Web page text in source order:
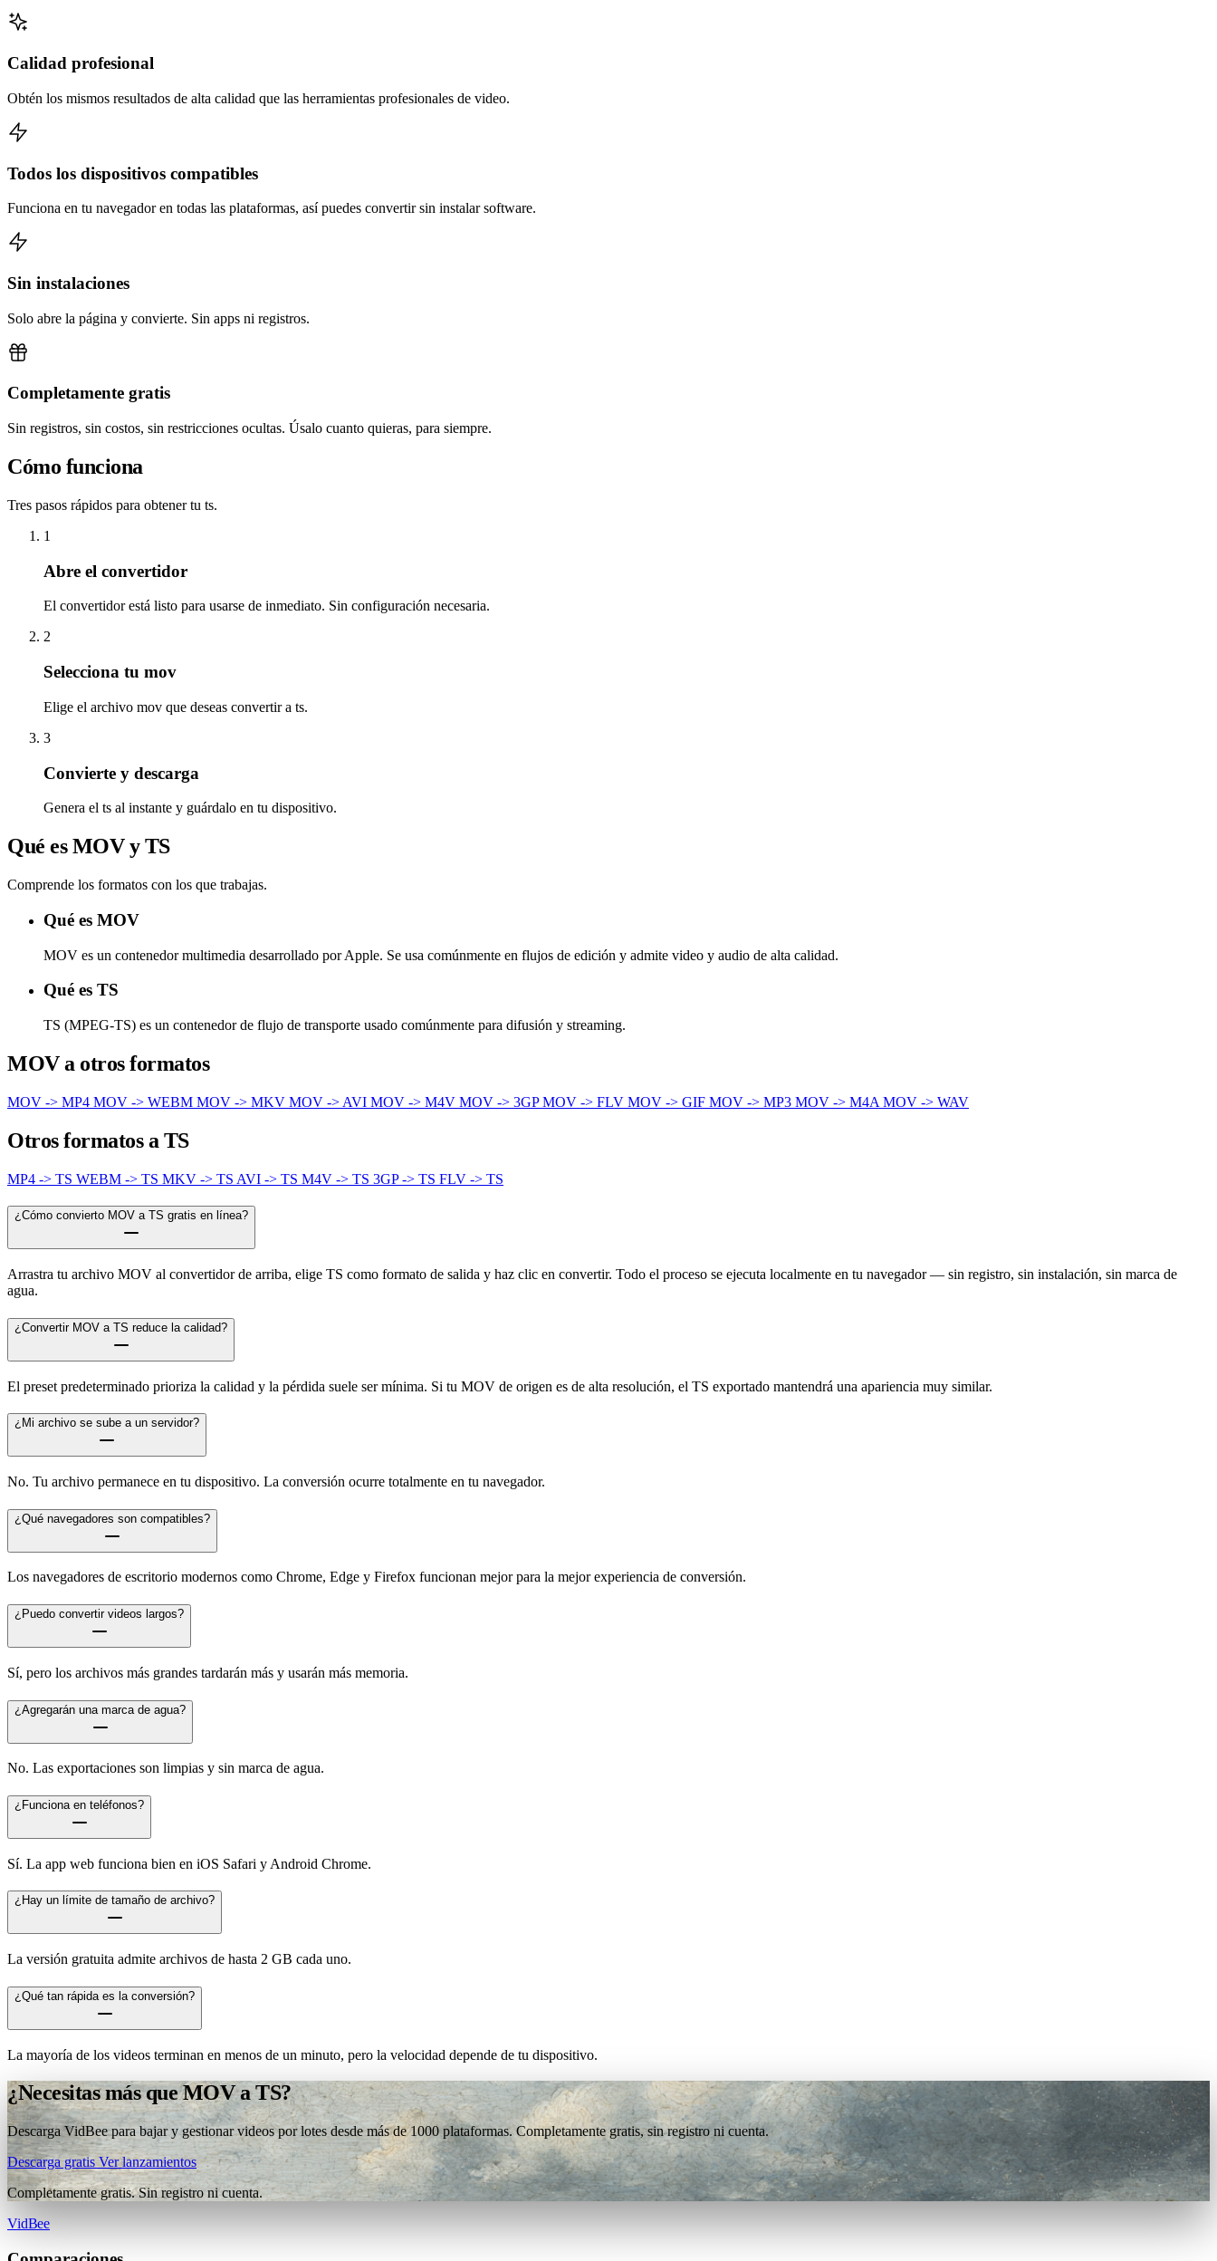
Calidad profesional
Obtén los mismos resultados de alta calidad que las herramientas profesionales de video.
Todos los dispositivos compatibles
Funciona en tu navegador en todas las plataformas, así puedes convertir sin instalar software.
Sin instalaciones
Solo abre la página y convierte. Sin apps ni registros.
Completamente gratis
Sin registros, sin costos, sin restricciones ocultas. Úsalo cuanto quieras, para siempre.
Cómo funciona
Tres pasos rápidos para obtener tu ts.
1
Abre el convertidor
El convertidor está listo para usarse de inmediato. Sin configuración necesaria.
2
Selecciona tu mov
Elige el archivo mov que deseas convertir a ts.
3
Convierte y descarga
Genera el ts al instante y guárdalo en tu dispositivo.
Qué es MOV y TS
Comprende los formatos con los que trabajas.
Qué es MOV
MOV es un contenedor multimedia desarrollado por Apple. Se usa comúnmente en flujos de edición y admite video y audio de alta calidad.
Qué es TS
TS (MPEG-TS) es un contenedor de flujo de transporte usado comúnmente para difusión y streaming.
MOV a otros formatos
MOV -> MP4 MOV -> WEBM MOV -> MKV MOV -> AVI MOV -> M4V MOV -> 3GPMOV -> FLV MOV -> GIF MOV -> MP3 MOV -> M4A MOV -> WAV
Otros formatos a TS
MP4 -> TS WEBM -> TS MKV -> TS AVI -> TS M4V -> TS 3GP -> TS FLV -> TS
¿Cómo convierto MOV a TS gratis en línea?
Arrastra tu archivo MOV al convertidor de arriba, elige TS como formato de salida y haz clic en convertir. Todo el proceso se ejecuta localmente en tu navegador — sin registro, sin instalación, sin marca de
agua.
¿Convertir MOV a TS reduce la calidad?
El preset predeterminado prioriza la calidad y la pérdida suele ser mínima. Si tu MOV de origen es de alta resolución, el TS exportado mantendrá una apariencia muy similar.
¿Mi archivo se sube a un servidor?
No. Tu archivo permanece en tu dispositivo. La conversión ocurre totalmente en tu navegador.
¿Qué navegadores son compatibles?
Los navegadores de escritorio modernos como Chrome, Edge y Firefox funcionan mejor para la mejor experiencia de conversión.
¿Puedo convertir videos largos?
Sí, pero los archivos más grandes tardarán más y usarán más memoria.
¿Agregarán una marca de agua?
No. Las exportaciones son limpias y sin marca de agua.
¿Funciona en teléfonos?
Sí. La app web funciona bien en iOS Safari y Android Chrome.
¿Hay un límite de tamaño de archivo?
La versión gratuita admite archivos de hasta 2 GB cada uno.
¿Qué tan rápida es la conversión?
La mayoría de los videos terminan en menos de un minuto, pero la velocidad depende de tu dispositivo.
¿Necesitas más que MOV a TS?
Descarga VidBee para bajar y gestionar videos por lotes desde más de 1000 plataformas. Completamente gratis, sin registro ni cuenta.
Descarga gratis Ver lanzamientos
Completamente gratis. Sin registro ni cuenta.
VidBee